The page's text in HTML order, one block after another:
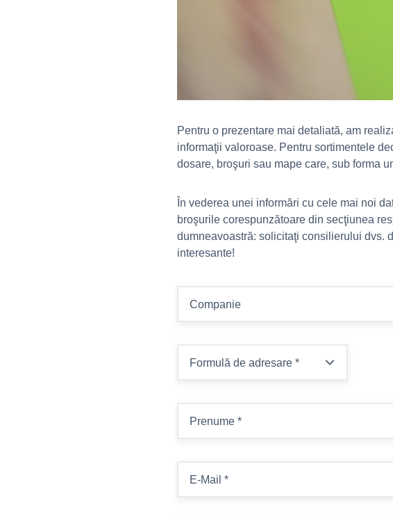
Pentru o prezentare mai detaliată, am
informaţii valoroase. Pentru sortimentele
dosare, broşuri sau mape care, sub forma
În vederea unei informări cu cele mai noi
broşurile corespunzătoare din secţiunea
dumneavoastră: solicitaţi consilierului dvs.
interesante!
Companie
Formulă de adresare *
Prenume *
E-Mail *